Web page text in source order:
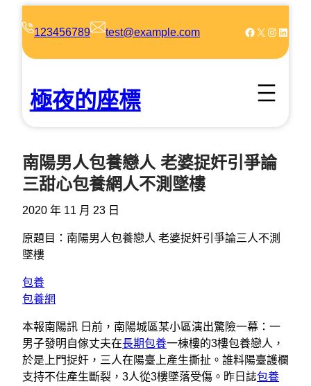
123456789 test@example.com Facebook X Instagram LinkedIn
極夜的座標
南陽男人包養戀人 老婆捉奸引爭論
三甜心包養網人不測墜樓
2020 年 11 月 23 日
原題目：南陽男人包養戀人 老婆捉奸引爭論三人不測
墜樓
包養
包養網
本報南陽訊 日前，南陽城區某小區演出驚險一幕：一
男子發明自傢丈夫在長期包養一棟樓的3樓包養戀人，
於是上門捉奸，三人在陽臺上產生撕扯。誰料陽臺護欄
支持不住產生斷裂，3人從3樓墜落受傷。昨日誌包養